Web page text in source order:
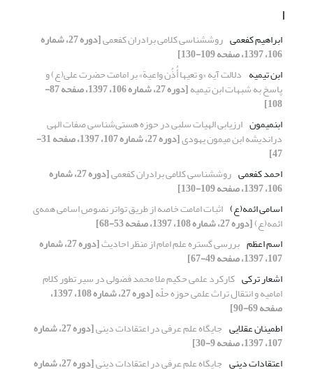
ا
ابراهیم کفعمی روش‎شناسی کلامی برادران کفعمی [دوره 27، شماره
106، 1397، صفحه 109-130]
ابن تیمیه دلالت آیه «و تعیها أُذُن واعیة» بر امامت حضرت علی(ع) و
پاسخ به شبهات ابن تیمیه [دوره 27، شماره 106، 1397، صفحه 87-
108]
ابن‎میمون
ارزیابی الهیات سلبی در حوزه هستی‌شناسی صفات الهی
دراندیشه‌ ابن میمون یهودی [دوره 27، شماره 107، 1397، صفحه 31-
47]
احمد کفعمی روش‎شناسی کلامی برادران کفعمی [دوره 27، شماره
106، 1397، صفحه 109-130]
اسامی ائمه(ع) اثبات امامت خاصه از طریق تواتر نصوص اسامی همه‌ی
ائمه(ع)[دوره 27، شماره 108، 1397، صفحه 53-68]
اسم اعظم بررسی گستره علم امام از منظر احادیث [دوره 27، شماره
107، 1397، صفحه 49-67]
اشعار ترکی کارکرد علمی حکیم ملا محمد فضولی در سیر تطور کلام
امامیه و انتقال تراث علمی حوزه حلّه [دوره 27، شماره 108، 1397،
صفحه 69-90]
اطمینان عقلایی جایگاه علم عرفی در اعتقادات دینی [دوره 27، شماره
107، 1397، صفحه 9-30]
اعتقادات دینی جایگاه علم عرفی در اعتقادات دینی [دوره 27، شماره